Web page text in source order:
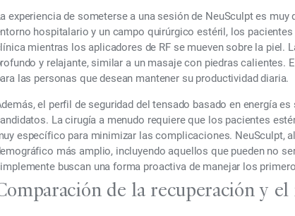
experiencia de someterse a una sesión de NeuSculpt es
hospitalario y un campo quirúrgico estéril, los
mientras los aplicadores de RF se mueven sobre la piel.
y relajante, similar a un masaje con piedras calientes.
las personas que desean mantener su productividad diaria.
el perfil de seguridad del tensado basado en energía
La cirugía a menudo requiere que los pacientes
específico para minimizar las complicaciones. NeuSculpt,
más amplio, incluyendo aquellos que pueden no
buscan una forma proactiva de manejar los
de la recuperación y